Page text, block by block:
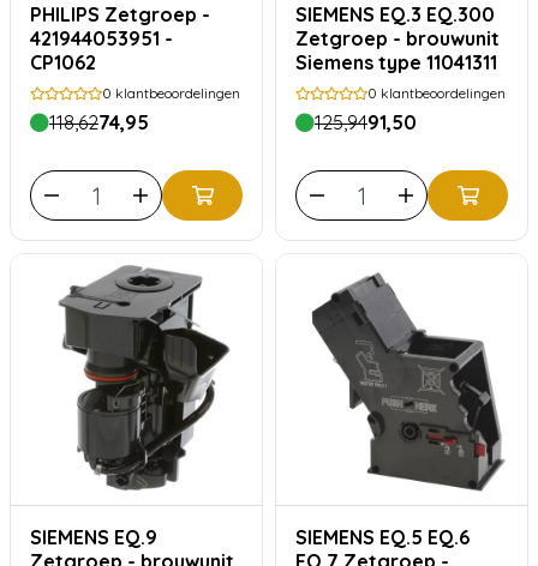
PHILIPS Zetgroep -
421944053951 -
CP1062
0 klantbeoordelingen
118,6274,95
SIEMENS EQ.3 EQ.300
Zetgroep - brouwunit
Siemens type 11041311
0 klantbeoordelingen
125,9491,50
SIEMENS EQ.9
Zetgroep - brouwunit
SIEMENS EQ.5 EQ.6
EQ.7 Zetgroep -